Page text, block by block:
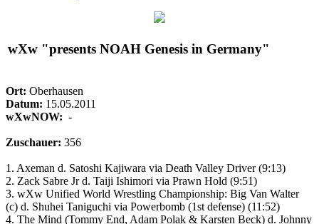
wXw "presents NOAH Genesis in Germany"
Ort: Oberhausen
Datum: 15.05.2011
wXwNOW: -
Zuschauer: 356
1. Axeman d. Satoshi Kajiwara via Death Valley Driver (9:13)
2. Zack Sabre Jr d. Taiji Ishimori via Prawn Hold (9:51)
3. wXw Unified World Wrestling Championship: Big Van Walter
(c) d. Shuhei Taniguchi via Powerbomb (1st defense) (11:52)
4. The Mind (Tommy End, Adam Polak & Karsten Beck) d. Johnny